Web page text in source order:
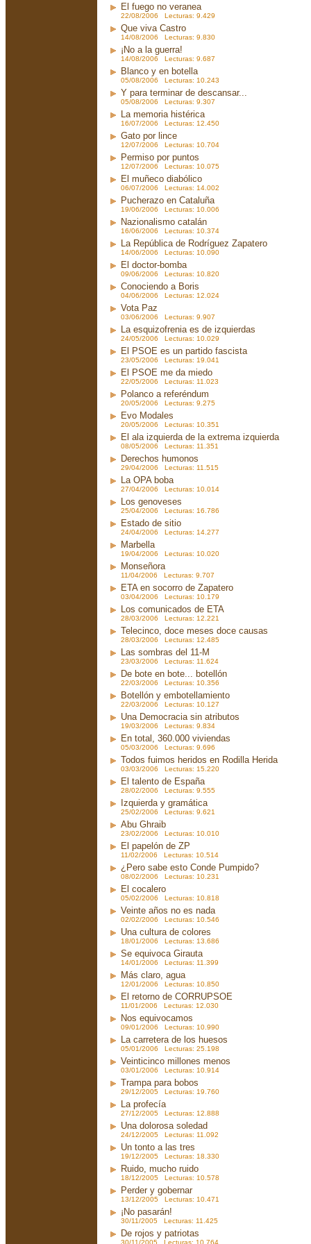
El fuego no veranea
22/08/2006 Lecturas: 9.429
Que viva Castro
14/08/2006 Lecturas: 9.830
¡No a la guerra!
14/08/2006 Lecturas: 9.687
Blanco y en botella
05/08/2006 Lecturas: 10.243
Y para terminar de descansar...
05/08/2006 Lecturas: 9.307
La memoria histérica
16/07/2006 Lecturas: 12.450
Gato por lince
12/07/2006 Lecturas: 10.704
Permiso por puntos
12/07/2006 Lecturas: 10.075
El muñeco diabólico
06/07/2006 Lecturas: 14.002
Pucherazo en Cataluña
19/06/2006 Lecturas: 10.006
Nazionalismo catalán
16/06/2006 Lecturas: 10.374
La República de Rodríguez Zapatero
14/06/2006 Lecturas: 10.090
El doctor-bomba
09/06/2006 Lecturas: 10.820
Conociendo a Boris
04/06/2006 Lecturas: 12.024
Vota Paz
03/06/2006 Lecturas: 9.907
La esquizofrenia es de izquierdas
24/05/2006 Lecturas: 10.029
El PSOE es un partido fascista
23/05/2006 Lecturas: 19.041
El PSOE me da miedo
22/05/2006 Lecturas: 11.023
Polanco a referéndum
20/05/2006 Lecturas: 9.275
Evo Modales
20/05/2006 Lecturas: 10.351
El ala izquierda de la extrema izquierda
08/05/2006 Lecturas: 11.351
Derechos humonos
29/04/2006 Lecturas: 11.515
La OPA boba
27/04/2006 Lecturas: 10.014
Los genoveses
25/04/2006 Lecturas: 16.786
Estado de sitio
24/04/2006 Lecturas: 14.277
Marbella
19/04/2006 Lecturas: 10.020
Monseñora
11/04/2006 Lecturas: 9.707
ETA en socorro de Zapatero
03/04/2006 Lecturas: 10.179
Los comunicados de ETA
28/03/2006 Lecturas: 12.221
Telecinco, doce meses doce causas
28/03/2006 Lecturas: 12.485
Las sombras del 11-M
23/03/2006 Lecturas: 11.624
De bote en bote... botellón
22/03/2006 Lecturas: 10.356
Botellón y embotellamiento
22/03/2006 Lecturas: 10.127
Una Democracia sin atributos
19/03/2006 Lecturas: 9.834
En total, 360.000 viviendas
05/03/2006 Lecturas: 9.696
Todos fuimos heridos en Rodilla Herida
03/03/2006 Lecturas: 15.220
El talento de España
28/02/2006 Lecturas: 9.555
Izquierda y gramática
25/02/2006 Lecturas: 9.621
Abu Ghraib
23/02/2006 Lecturas: 10.010
El papelón de ZP
11/02/2006 Lecturas: 10.514
¿Pero sabe esto Conde Pumpido?
08/02/2006 Lecturas: 10.231
El cocalero
05/02/2006 Lecturas: 10.818
Veinte años no es nada
02/02/2006 Lecturas: 10.546
Una cultura de colores
18/01/2006 Lecturas: 13.686
Se equivoca Girauta
14/01/2006 Lecturas: 11.399
Más claro, agua
12/01/2006 Lecturas: 10.850
El retorno de CORRUPSOE
11/01/2006 Lecturas: 12.030
Nos equivocamos
09/01/2006 Lecturas: 10.990
La carretera de los huesos
05/01/2006 Lecturas: 25.198
Veinticinco millones menos
03/01/2006 Lecturas: 10.914
Trampa para bobos
29/12/2005 Lecturas: 19.760
La profecía
27/12/2005 Lecturas: 12.888
Una dolorosa soledad
24/12/2005 Lecturas: 11.092
Un tonto a las tres
19/12/2005 Lecturas: 18.330
Ruido, mucho ruido
18/12/2005 Lecturas: 10.578
Perder y gobernar
13/12/2005 Lecturas: 10.471
¡No pasarán!
30/11/2005 Lecturas: 11.425
De rojos y patriotas
30/11/2005 Lecturas: 10.764